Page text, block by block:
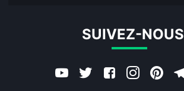
SUIVEZ-NOUS